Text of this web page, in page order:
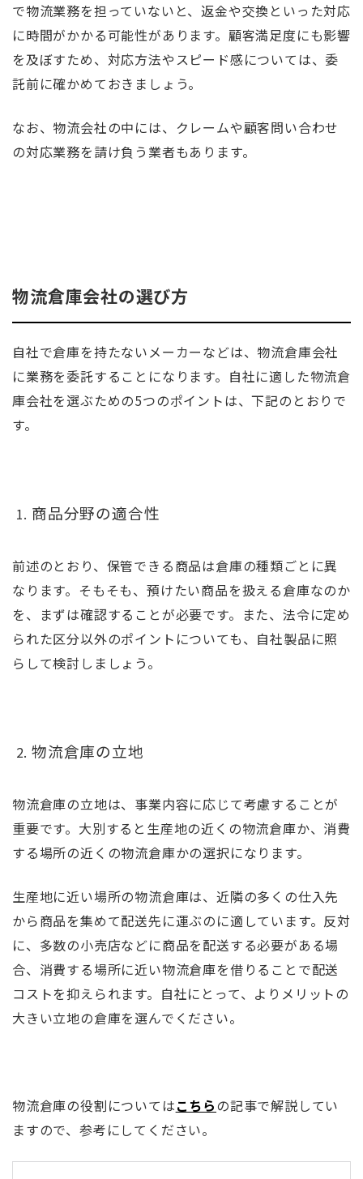
で物流業務を担っていないと、返金や交換といった対応
に時間がかかる可能性があります。顧客満足度にも影響
を及ぼすため、対応方法やスピード感については、委
託前に確かめておきましょう。
なお、物流会社の中には、クレームや顧客問い合わせ
の対応業務を請け負う業者もあります。
物流倉庫会社の選び方
自社で倉庫を持たないメーカーなどは、物流倉庫会社
に業務を委託することになります。自社に適した物流倉
庫会社を選ぶための5つのポイントは、下記のとおりで
す。
商品分野の適合性
前述のとおり、保管できる商品は倉庫の種類ごとに異
なります。そもそも、預けたい商品を扱える倉庫なのか
を、まずは確認することが必要です。また、法令に定め
られた区分以外のポイントについても、自社製品に照
らして検討しましょう。
物流倉庫の立地
物流倉庫の立地は、事業内容に応じて考慮することが
重要です。大別すると生産地の近くの物流倉庫か、消費
する場所の近くの物流倉庫かの選択になります。
生産地に近い場所の物流倉庫は、近隣の多くの仕入先
から商品を集めて配送先に運ぶのに適しています。反対
に、多数の小売店などに商品を配送する必要がある場
合、消費する場所に近い物流倉庫を借りることで配送
コストを抑えられます。自社にとって、よりメリットの
大きい立地の倉庫を選んでください。
物流倉庫の役割についてはこちらの記事で解説してい
ますので、参考にしてください。